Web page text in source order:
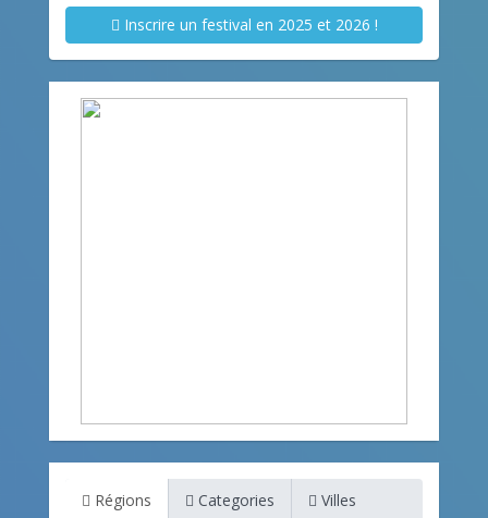
Inscrire un festival en 2025 et 2026 !
Régions Categories Villes